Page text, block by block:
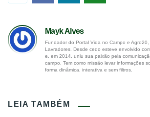
Mayk Alves
Fundador do Portal Vida no Campo e
Lavradores. Desde cedo esteve envolvido
e, em 2014, uniu sua paixão pela
campo. Tem como missão levar informações
forma dinâmica, interativa e sem filtros.
LEIA TAMBÉM